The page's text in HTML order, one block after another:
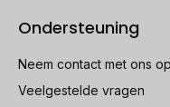
Ondersteuning
Neem contact met ons
Veelgestelde vragen